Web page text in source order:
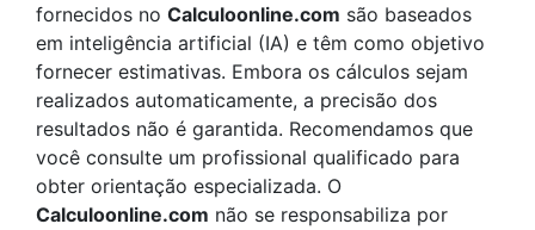
fornecidos no Calculoonline.com são baseados
em inteligência artificial (IA) e têm como objetivo
fornecer estimativas. Embora os cálculos sejam
realizados automaticamente, a precisão dos
resultados não é garantida. Recomendamos que
você consulte um profissional qualificado para
obter orientação especializada. O
Calculoonline.com não se responsabiliza por